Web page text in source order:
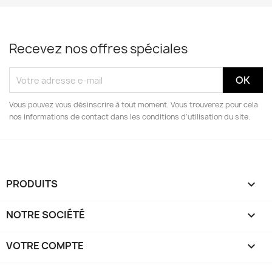
Recevez nos offres spéciales
Vous pouvez vous désinscrire à tout moment. Vous trouverez pour cela
nos informations de contact dans les conditions d'utilisation du site.
PRODUITS 
NOTRE SOCIÉTÉ 
VOTRE COMPTE 